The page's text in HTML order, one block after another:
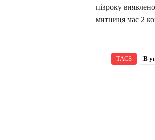
півроку
митниця має 2
TAGS В